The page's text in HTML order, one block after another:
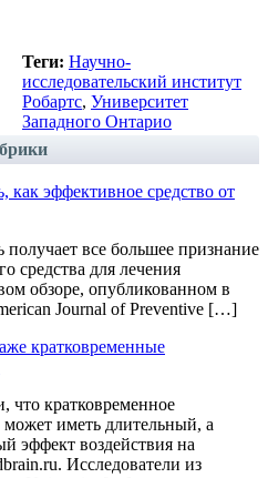
Теги: Научно-
исследовательский институт
Робартс, Университет
Западного Онтарио
как эффективное средство от
получает все большее признание
средства для лечения
обзоре, опубликованном в
Journal of Preventive […]
кратковременные
что кратковременное
может иметь длительный, а
эффект воздействия на
Исследователи из